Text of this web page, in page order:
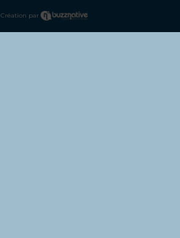
Création par